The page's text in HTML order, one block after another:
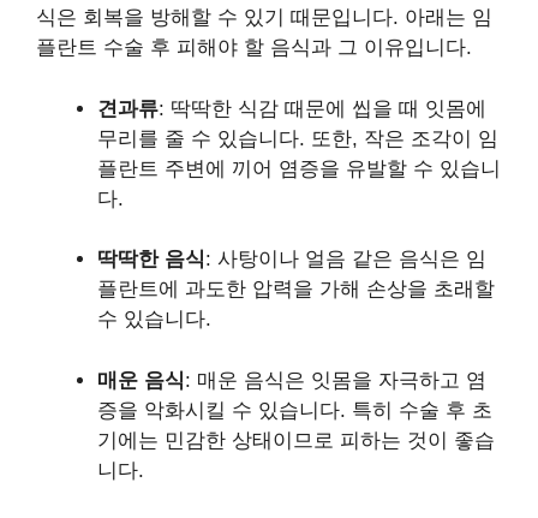
식은 회복을 방해할 수 있기 때문입니다. 아래는 임
플란트 수술 후 피해야 할 음식과 그 이유입니다.
견과류: 딱딱한 식감 때문에 씹을 때 잇몸에
무리를 줄 수 있습니다. 또한, 작은 조각이 임
플란트 주변에 끼어 염증을 유발할 수 있습니
다.
딱딱한 음식: 사탕이나 얼음 같은 음식은 임
플란트에 과도한 압력을 가해 손상을 초래할
수 있습니다.
매운 음식: 매운 음식은 잇몸을 자극하고 염
증을 악화시킬 수 있습니다. 특히 수술 후 초
기에는 민감한 상태이므로 피하는 것이 좋습
니다.